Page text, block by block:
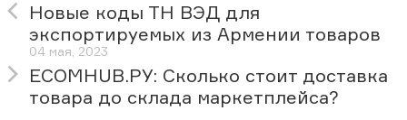
Новые коды ТН ВЭД для
экспортируемых из Армении товаров
04 мая, 2023
ECOMHUB.РУ: Сколько стоит доставка
товара до склада маркетплейса?